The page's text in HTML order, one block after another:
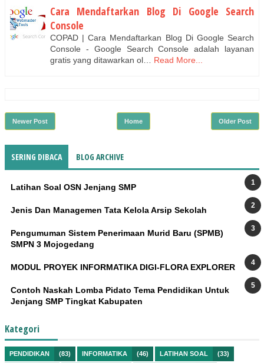
Cara Mendaftarkan Blog Di Google Search
Console
COPAD | Cara Mendaftarkan Blog Di Google Search
Console - Google Search Console adalah layanan
gratis yang ditawarkan ol… Read More...
Newer Post Older Post
Home
SERING DIBACA BLOG ARCHIVE
Latihan Soal OSN Jenjang SMP
Jenis Dan Managemen Tata Kelola Arsip Sekolah
Pengumuman Sistem Penerimaan Murid Baru (SPMB)
SMPN 3 Mojogedang
MODUL PROYEK INFORMATIKA DIGI-FLORA EXPLORER
Contoh Naskah Lomba Pidato Tema Pendidikan Untuk
Jenjang SMP Tingkat Kabupaten
Kategori
PENDIDIKAN (83) INFORMATIKA (46) LATIHAN SOAL (33)